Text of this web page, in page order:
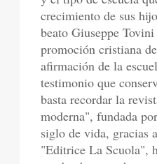
crecimiento de sus
beato Giuseppe
promoción cristiana
afirmación de la
testimonio que
basta recordar la
moderna", fundada
siglo de vida, gracias
"Editrice La Scuola",